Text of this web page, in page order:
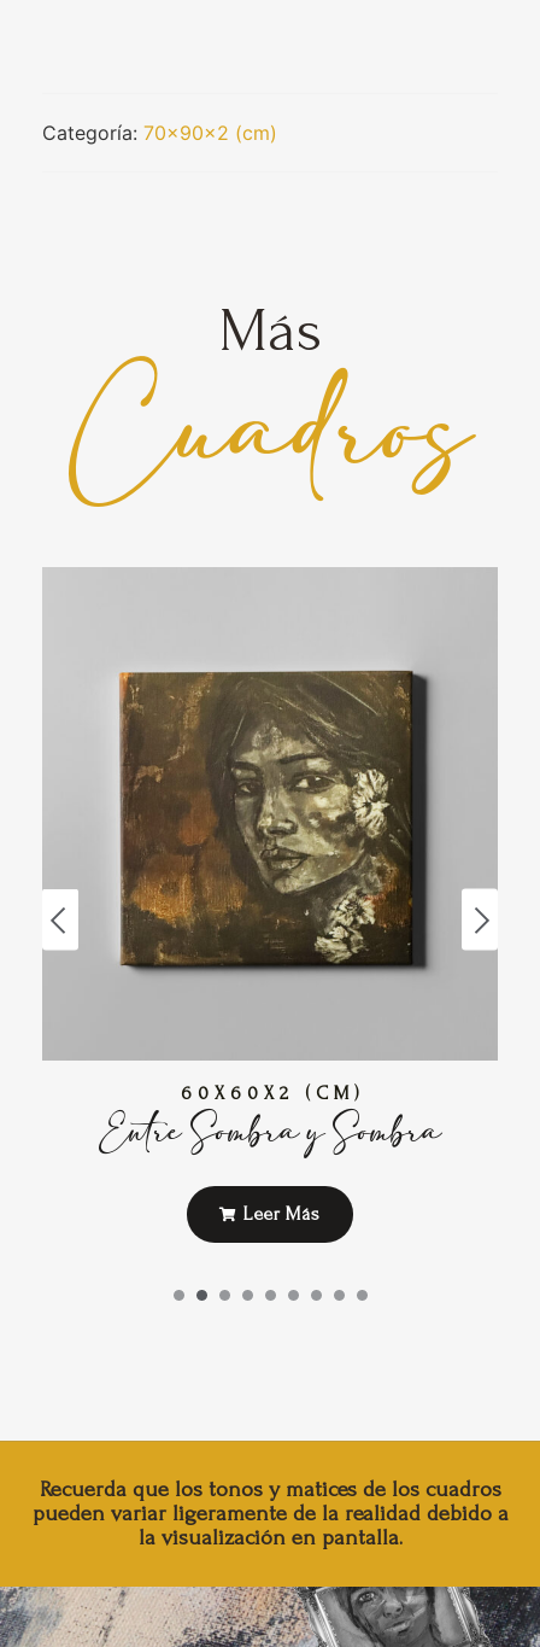
Categoría: 70x90x2 (cm)
Más
Cuadros
60X60X2 (CM)
Entre Sombra y Sombra
Leer Más
Recuerda que los tonos y matices de los cuadros
pueden variar ligeramente de la realidad debido a
la visualización en pantalla.